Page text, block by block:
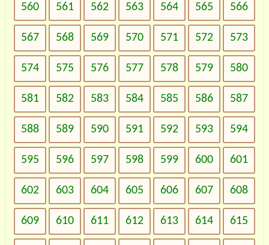
560 561 562 563 564 565 566
567 568 569 570 571 572 573
574 575 576 577 578 579 580
581 582 583 584 585 586 587
588 589 590 591 592 593 594
595 596 597 598 599 600 601
602 603 604 605 606 607 608
609 610 611 612 613 614 615